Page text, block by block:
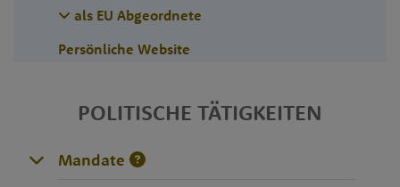
als EU Abgeordnete
Persönliche Website
POLITISCHE TÄTIGKEITEN
Mandate